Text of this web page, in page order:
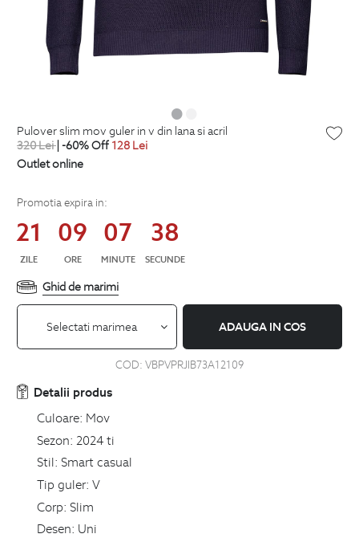
pulover slim mov guler in v din lana si acril
320Lei| -60% Off 128 Lei
Outlet online
Promotia expira in:
21
ZILE
09
ORE
07
MINUTE
37
SECUNDE
Ghid de marimi
Selectati marimea ADAUGA IN COS
COD: VBPVPRJIB73A12109
Detalii produs
Culoare: Mov
Sezon: 2024 ti
Stil: Smart casual
Tip guler: V
Corp: Slim
Desen: Uni